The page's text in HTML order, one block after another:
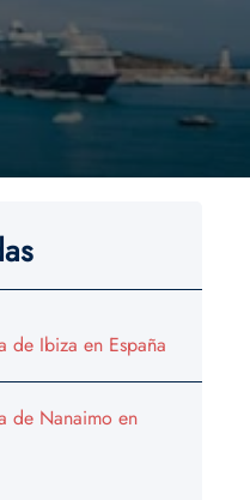
de Ibiza en España
de Nanaimo en